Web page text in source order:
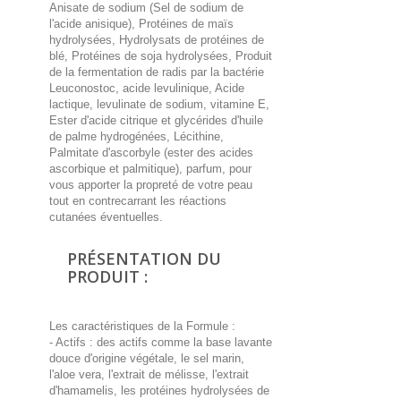
Anisate de sodium (Sel de sodium de
l'acide anisique), Protéines de maïs
hydrolysées, Hydrolysats de protéines de
blé, Protéines de soja hydrolysées, Produit
de la fermentation de radis par la bactérie
Leuconostoc, acide levulinique, Acide
lactique, levulinate de sodium, vitamine E,
Ester d'acide citrique et glycérides d'huile
de palme hydrogénées, Lécithine,
Palmitate d'ascorbyle (ester des acides
ascorbique et palmitique), parfum, pour
vous apporter la propreté de votre peau
tout en contrecarrant les réactions
cutanées éventuelles.
PRÉSENTATION DU
PRODUIT :
Les caractéristiques de la Formule :
- Actifs : des actifs comme la base lavante
douce d'origine végétale, le sel marin,
l'aloe vera, l'extrait de mélisse, l'extrait
d'hamamelis, les protéines hydrolysées de